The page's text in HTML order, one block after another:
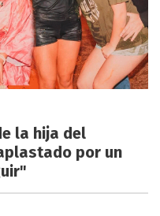
la hija del
por un